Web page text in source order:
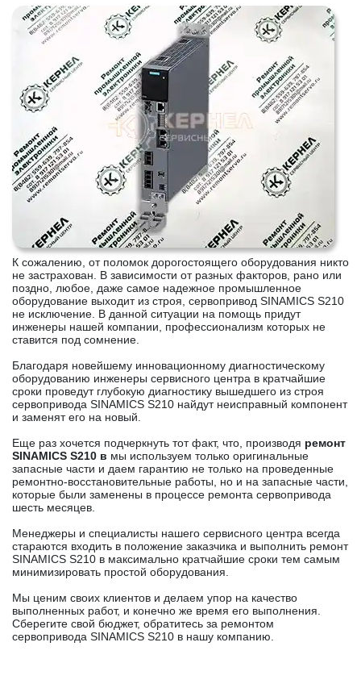
К сожалению, от поломок дорогостоящего оборудования никто
не застрахован. В зависимости от разных факторов, рано или
поздно, любое, даже самое надежное промышленное
оборудование выходит из строя, сервопривод SINAMICS S210
не исключение. В данной ситуации на помощь придут
инженеры нашей компании, профессионализм которых не
ставится под сомнение.
Благодаря новейшему инновационному диагностическому
оборудованию инженеры сервисного центра в кратчайшие
сроки проведут глубокую диагностику вышедшего из строя
сервопривода SINAMICS S210 найдут неисправный компонент
и заменят его на новый.
Еще раз хочется подчеркнуть тот факт, что, производя ремонт
SINAMICS S210 в мы используем только оригинальные
запасные части и даем гарантию не только на проведенные
ремонтно-восстановительные работы, но и на запасные части,
которые были заменены в процессе ремонта сервопривода
шесть месяцев.
Менеджеры и специалисты нашего сервисного центра всегда
стараются входить в положение заказчика и выполнить ремонт
SINAMICS S210 в максимально кратчайшие сроки тем самым
минимизировать простой оборудования.
Мы ценим своих клиентов и делаем упор на качество
выполненных работ, и конечно же время его выполнения.
Сберегите свой бюджет, обратитесь за ремонтом
сервопривода SINAMICS S210 в нашу компанию.